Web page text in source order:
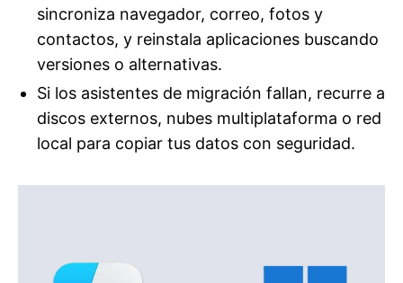
sincroniza navegador, correo, fotos y
contactos, y reinstala aplicaciones buscando
versiones o alternativas.
Si los asistentes de migración fallan, recurre a
discos externos, nubes multiplataforma o red
local para copiar tus datos con seguridad.